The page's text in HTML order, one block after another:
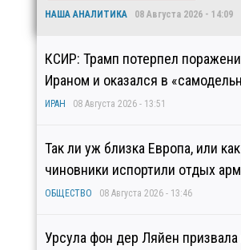
НАША АНАЛИТИКА 08 Августа 2026 - 14:09
КСИР: Трамп потерпел
Ираном и оказался в
ИРАН 08 Августа 2026 - 13:51
Так ли уж близка Европа, или
чиновники испортили отдых
ОБЩЕСТВО 08 Августа 2026 - 13:46
Урсула фон дер Ляйен